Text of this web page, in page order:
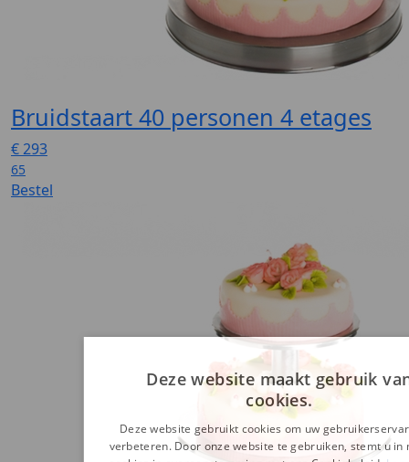
Bruidstaart 40 personen 4 etages
€293
65
Bestel